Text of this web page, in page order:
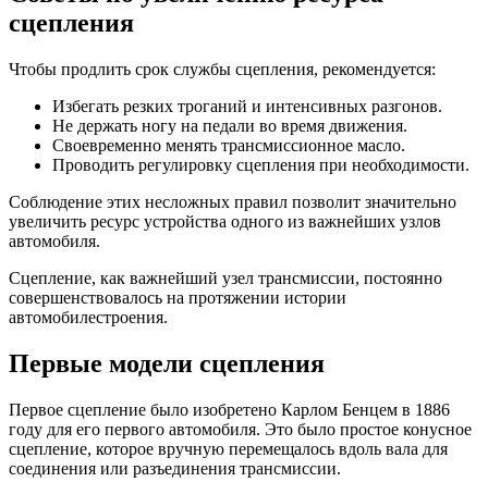
сцепления
Чтобы продлить срок службы сцепления, рекомендуется:
Избегать резких троганий и интенсивных разгонов.
Не держать ногу на педали во время движения.
Своевременно менять трансмиссионное масло.
Проводить регулировку сцепления при необходимости.
Соблюдение этих несложных правил позволит значительно
увеличить ресурс устройства одного из важнейших узлов
автомобиля.
Сцепление, как важнейший узел трансмиссии, постоянно
совершенствовалось на протяжении истории
автомобилестроения.
Первые модели сцепления
Первое сцепление было изобретено Карлом Бенцем в 1886
году для его первого автомобиля. Это было простое конусное
сцепление, которое вручную перемещалось вдоль вала для
соединения или разъединения трансмиссии.